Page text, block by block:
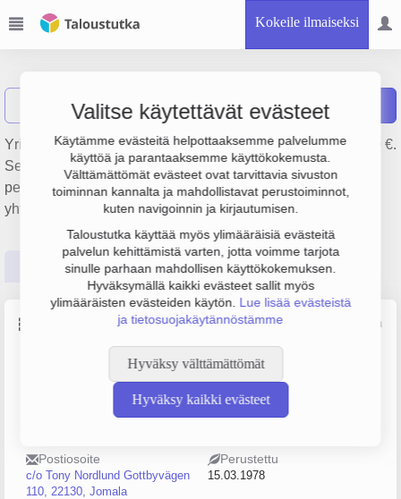
Kokeile ilmaiseksi
Valitse käytettävät evästeet
Käytämme evästeitä helpottaaksemme palvelumme
käyttöä ja parantaaksemme käyttökokemusta.
Välttämättömät evästeet ovat tarvittavia sivuston
toiminnan kannalta ja mahdollistavat perustoiminnot,
kuten navigoinnin ja kirjautumisen.
Taloustutka käyttää myös ylimääräisiä evästeitä
palvelun kehittämistä varten, jotta voimme tarjota
sinulle parhaan mahdollisen käyttökokemuksen.
Hyväksymällä kaikki evästeet sallit myös
ylimääräisten evästeiden käytön. Lue lisää evästeistä
ja tietosuojakäytännöstämme
Hyväksy välttämättömät
Hyväksy kaikki evästeet
Näytä haku R Ro-No Ab Raportit
Yrityksen Ro-No Ab liikevaihto on 230 000 € ja tulos 58 000 €.
Sen päätoimiala on Liikunta- ja urheiluseurojen toiminta,
perustamisvuosi 1978 ja sijainti Maarianhamina. Yrityksen
yhtiömuoto Osakeyhtiö (OY).
Perustiedot Tilinpäätösluvut Päättäjätiedot
Lähde: YTJ, PRH, Traficom
Yritysmuoto
Osakeyhtiö (OY)
Henkilöstömäärä
Postiosoite
c/o Tony Nordlund Gottbyvägen
110, 22130, Jomala
Perustettu
15.03.1978